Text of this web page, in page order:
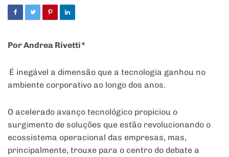
Por Andrea Rivetti*
É inegável a dimensão que a tecnologia ganhou no
ambiente corporativo ao longo dos anos.
O acelerado avanço tecnológico propiciou o
surgimento de soluções que estão revolucionando o
ecossistema operacional das empresas, mas,
principalmente, trouxe para o centro do debate a